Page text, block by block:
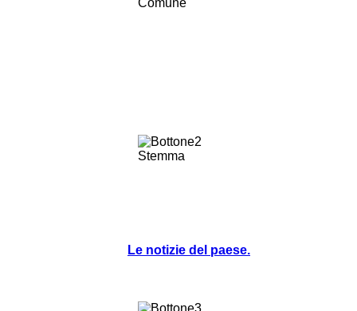
Le notizie del paese.